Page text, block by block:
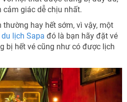
giác dễ chịu nhất.
thường hay hết sớm, vì vậy, một
lịch Sapa đó là bạn hãy đặt vé
bị hết vé cũng như có được lịch